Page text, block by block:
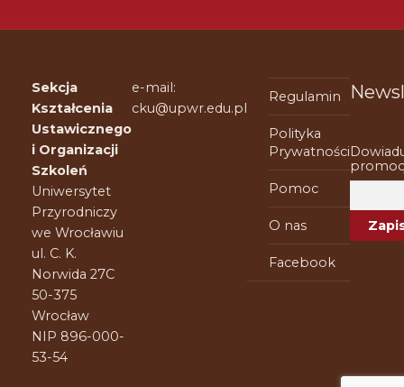
Sekcja
Kształcenia
Ustawicznego
i Organizacji
Szkoleń
Uniwersytet
Przyrodniczy
we Wrocławiu
ul. C. K.
Norwida 27C
50-375
Wrocław
NIP 896-000-
53-54
e-mail:
cku@upwr.edu.pl
Regulamin
Polityka
Prywatności
Pomoc
O nas
Facebook